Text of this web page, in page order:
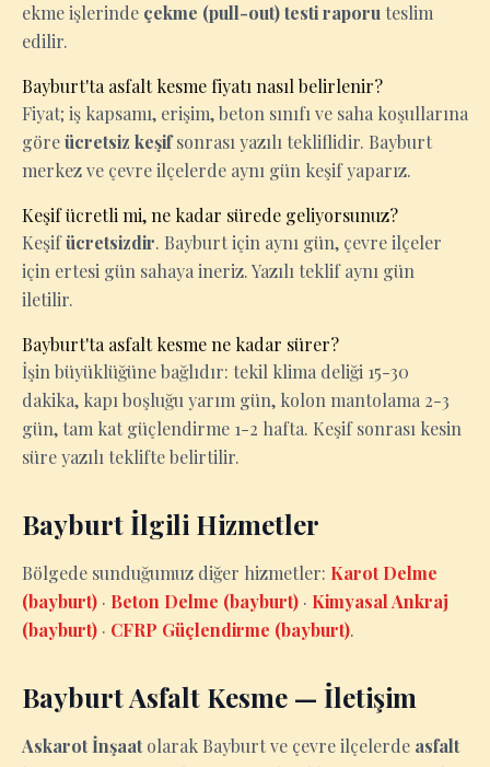
ekme işlerinde çekme (pull-out) testi raporu teslim
edilir.
Bayburt'ta asfalt kesme fiyatı nasıl belirlenir?
Fiyat; iş kapsamı, erişim, beton sınıfı ve saha koşullarına
göreücretsiz keşifsonrası yazılı tekliflidir. Bayburt
merkez ve çevre ilçelerde aynı gün keşif yaparız.
Keşif ücretli mi, ne kadar sürede geliyorsunuz?
Keşifücretsizdir. Bayburt için aynı gün, çevre ilçeler
için ertesi gün sahaya ineriz. Yazılı teklif aynı gün
iletilir.
Bayburt'ta asfalt kesme ne kadar sürer?
İşin büyüklüğüne bağlıdır: tekil klima deliği 15-30
dakika, kapı boşluğu yarım gün, kolon mantolama 2-3
gün, tam kat güçlendirme 1-2 hafta. Keşif sonrası kesin
süre yazılı teklifte belirtilir.
Bayburt İlgili Hizmetler
Bölgede sunduğumuz diğer hizmetler: Karot Delme
(bayburt) · Beton Delme (bayburt) · Kimyasal Ankraj
(bayburt) · CFRP Güçlendirme (bayburt).
Bayburt Asfalt Kesme — İletişim
Askarot İnşaatolarak Bayburt ve çevre ilçelerde asfalt